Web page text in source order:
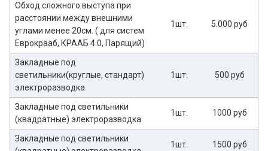
Обход сложного выступа при
расстоянии между внешними
углами менее 20см. ( для систем
Еврокрааб, КРААБ 4.0, Парящий)
1шт. 5.000 руб
Закладные под
светильники(круглые, стандарт)
электроразводка
1шт. 500 руб
Закладные под светильники
(квадратные) электроразводка
1шт. 1000 руб
Закладные под светильники
1шт. 1500 руб